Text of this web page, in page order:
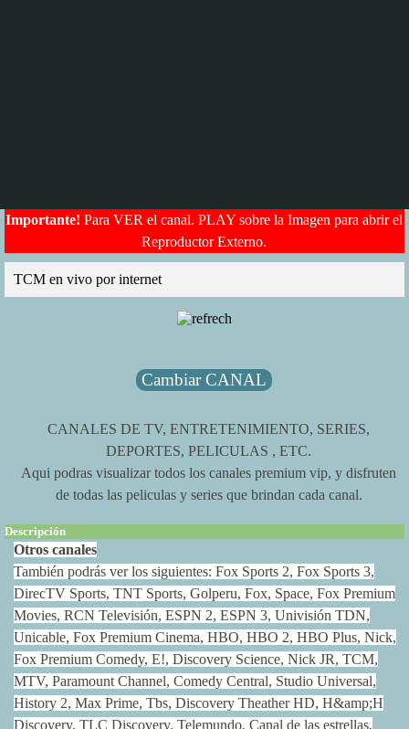
Importante! Para VER el canal. PLAY sobre la Imagen para abrir el
Reproductor Externo.
TCM en vivo por internet
Cambiar CANAL
CANALES DE TV, ENTRETENIMIENTO, SERIES,
DEPORTES, PELICULAS , ETC.
Aqui podras visualizar todos los canales premium vip, y disfruten
de todas las peliculas y series que brindan cada canal.
Descripción
Otros canales
También podrás ver los siguientes: Fox Sports 2, Fox Sports 3,
DirecTV Sports, TNT Sports, Golperu, Fox, Space, Fox Premium
Movies, RCN Televisión, ESPN 2, ESPN 3, Univisión TDN,
Unicable, Fox Premium Cinema, HBO, HBO 2, HBO Plus, Nick,
Fox Premium Comedy, E!, Discovery Science, Nick JR, TCM,
MTV, Paramount Channel, Comedy Central, Studio Universal,
History 2, Max Prime, Tbs, Discovery Theather HD, H&amp;H
Discovery, TLC Discovery. Telemundo, Canal de las estrellas,